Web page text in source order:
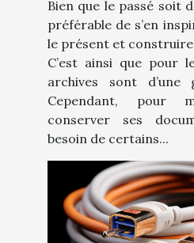
Bien que le passé soit
préférable de s’en
le présent et
C’est ainsi que pour
archives sont d’une
Cependant, pour
conserver ses
besoin de certains...